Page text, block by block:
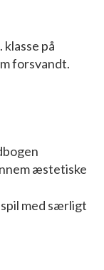
på
forsvandt.
æstetiske
med særligt